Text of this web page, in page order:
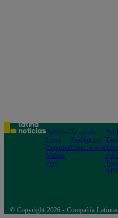
Política
Lima
Deportes
Mundo
Perú
Te ayudo
Tendencias
Espectáculos
APP
© Copyright 2026 - Compañía